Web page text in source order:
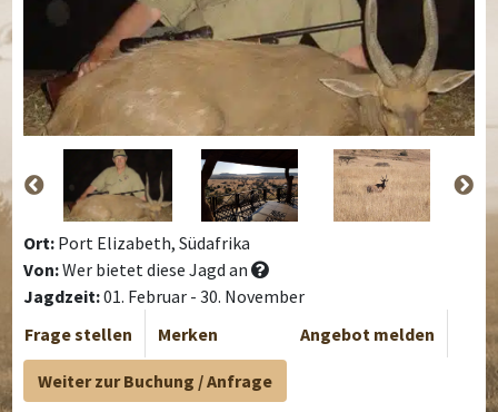
Ort: Port Elizabeth, Südafrika
Von:Wer bietet diese Jagd an
Jagdzeit:01. Februar - 30. November
Frage stellen
Merken Angebot melden
Weiter zur Buchung / Anfrage